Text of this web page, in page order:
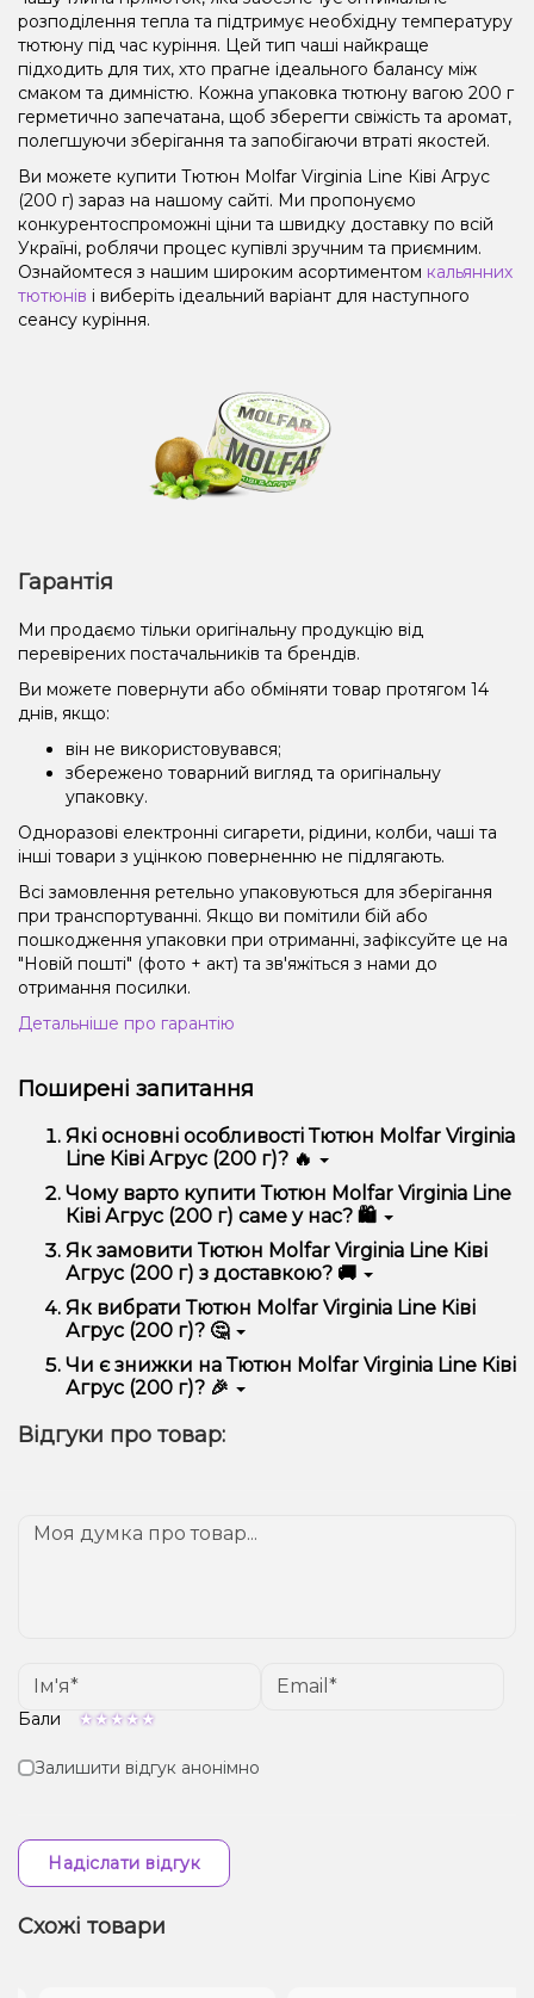
розподілення тепла та підтримує необхідну температуру
тютюну під час куріння. Цей тип чаші найкраще
підходить для тих, хто прагне ідеального балансу між
смаком та димністю. Кожна упаковка тютюну вагою 200 г
герметично запечатана, щоб зберегти свіжість та аромат,
полегшуючи зберігання та запобігаючи втраті якостей.
Ви можете купити Тютюн Molfar Virginia Line Ківі Агрус
(200 г) зараз на нашому сайті. Ми пропонуємо
конкурентоспроможні ціни та швидку доставку по всій
Україні, роблячи процес купівлі зручним та приємним.
Ознайомтеся з нашим широким асортиментом кальянних
тютюнів і виберіть ідеальний варіант для наступного
сеансу куріння.
Гарантія
Ми продаємо тільки оригінальну продукцію від
перевірених постачальників та брендів.
Ви можете повернути або обміняти товар протягом 14
днів, якщо:
він не використовувався;
збережено товарний вигляд та оригінальну
упаковку.
Одноразові електронні сигарети, рідини, колби, чаші та
інші товари з уцінкою поверненню не підлягають.
Всі замовлення ретельно упаковуються для зберігання
при транспортуванні. Якщо ви помітили бій або
пошкодження упаковки при отриманні, зафіксуйте це на
"Новій пошті" (фото + акт) та зв'яжіться з нами до
отримання посилки.
Детальніше про гарантію
Поширені запитання
Які основні особливості Тютюн Molfar Virginia
Line Ківі Агрус (200 г)? 🔥
Тютюн Molfar Virginia Line Ківі Агрус (200 г)
відрізняється високою якістю, зручністю
використання та надійністю.
Чому варто купити Тютюн Molfar Virginia Line
Ківі Агрус (200 г) саме у нас? 🛍️
Ми пропонуємо тільки оригінальну продукцію,
широкий асортимент, вигідні ціни та швидку
доставку. Крім того, у нас регулярні акції та знижки
для клієнтів!
Як замовити Тютюн Molfar Virginia Line Ківі
Агрус (200 г) з доставкою? 🚚
Оформити замовлення можна в кілька кліків:
Додайте Тютюн Molfar Virginia Line Ківі Агрус
(200 г) до кошика.
Перейдіть до оформлення замовлення.
Підтвердіть замовлення – ми швидко
надішлемо його вам!
Як вибрати Тютюн Molfar Virginia Line Ківі
Агрус (200 г)? 🤔
Вибір залежить від ваших уподобань – наприклад,
якщо це кальян, враховуйте розмір, матеріал та тип
чаші, якщо вейп – потужність та смак. Наші
варіант.
Чи є знижки на Тютюн Molfar Virginia Line Ківі
Агрус (200 г)? 🎉
спеціальні пропозиції. Слідкуйте за оновленнями на
Відгуки про товар:
Бали
Залишити відгук анонімно
Надіслати відгук
Схожі товари